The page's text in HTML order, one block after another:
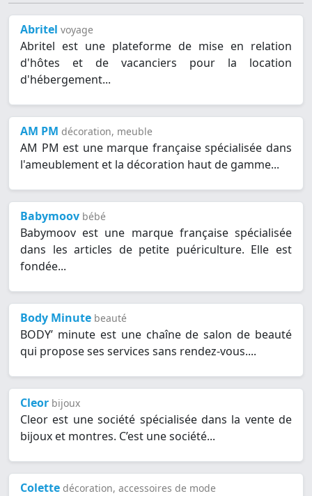
Abritel voyage
Abritel est une plateforme de mise en relation
d'hôtes et de vacanciers pour la location
d'hébergement...
AM PM décoration, meuble
AM PM est une marque française spécialisée dans
l'ameublement et la décoration haut de gamme...
Babymoov bébé
Babymoov est une marque française spécialisée
dans les articles de petite puériculture. Elle est
fondée...
Body Minute beauté
BODY’ minute est une chaîne de salon de beauté
qui propose ses services sans rendez-vous....
Cleor bijoux
Cleor est une société spécialisée dans la vente de
bijoux et montres. C’est une société...
Colette décoration, accessoires de mode